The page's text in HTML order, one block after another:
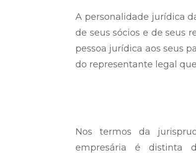
A personalidade jurídica
de seus sócios e de seus
pessoa jurídica aos seus
do representante legal
Nos termos da
empresária é distinta